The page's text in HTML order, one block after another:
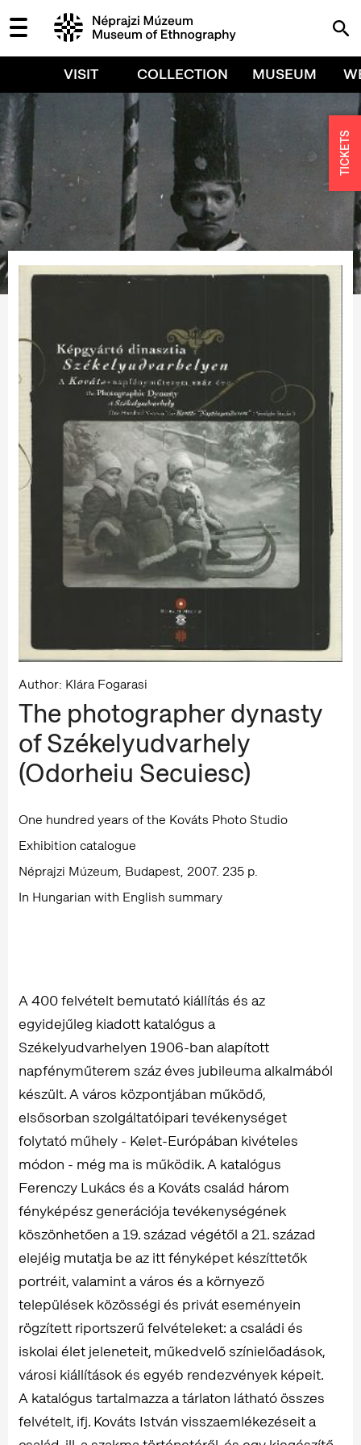
VISIT COLLECTION MUSEUM
Author: Klára Fogarasi
The photographer dynasty
of Székelyudvarhely
(Odorheiu Secuiesc)
One hundred years of the Kováts Photo Studio
Exhibition catalogue
Néprajzi Múzeum, Budapest, 2007. 235 p.
In Hungarian with English summary
A 400 felvételt bemutató kiállítás és az
egyidejűleg kiadott katalógus a
Székelyudvarhelyen 1906-ban alapított
napfényműterem száz éves jubileuma alkalmából
készült. A város központjában működő,
elsősorban szolgáltatóipari tevékenységet
folytató műhely - Kelet-Európában kivételes
módon - még ma is működik. A katalógus
Ferenczy Lukács és a Kováts család három
fényképész generációja tevékenységének
köszönhetően a 19. század végétől a 21. század
elejéig mutatja be az itt fényképet készíttetők
portréit, valamint a város és a környező
települések közösségi és privát eseményein
rögzített riportszerű felvételeket: a családi és
iskolai élet jeleneteit, műkedvelő színielőadások,
városi kiállítások és egyéb rendezvények képeit.
A katalógus tartalmazza a tárlaton látható összes
felvételt, ifj. Kováts István visszaemlékezéseit a
TICKETS